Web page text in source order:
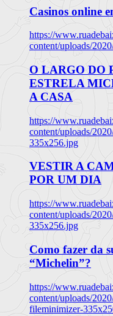
Casinos online
https://
content/uploads/
O LARGO DO
ESTRELA
A CASA
https://
content/uploads/
335x256.jpg
VESTIR A
POR UM DIA
https://
content/uploads/
335x256.jpg
Como fazer da
“Michelin”?
https://
content/uploads/
fileminimizer-